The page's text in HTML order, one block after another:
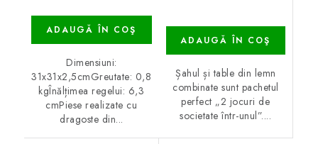
ADAUGĂ ÎN COŞ
Dimensiuni:
31x31x2,5cmGreutate: 0,8
kgÎnălțimea regelui: 6,3
cmPiese realizate cu
dragoste din...
ADAUGĂ ÎN COŞ
Șahul și table din lemn
combinate sunt pachetul
perfect „2 jocuri de
societate într-unul”....